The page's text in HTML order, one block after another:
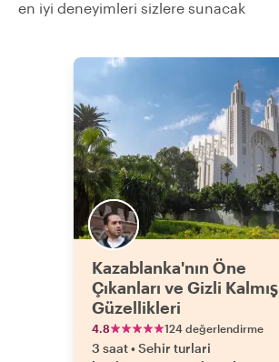
en iyi deneyimleri sizlere sunacak
Kazablanka'nın Öne
Çıkanları ve Gizli Kalmış
Güzellikleri
4.8 124 değerlendirme
3 saat•Sehir turlari